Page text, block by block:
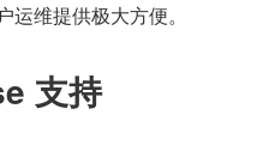
维提供极大方便。
支持